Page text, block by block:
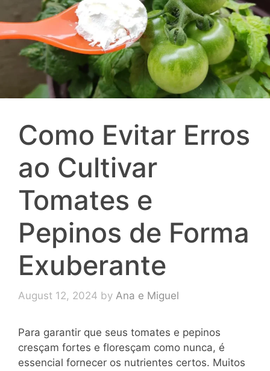
Como Evitar Erros
ao Cultivar
Tomates e
Pepinos de Forma
Exuberante
August 12, 2024 by Ana e Miguel
Para garantir que seus tomates e pepinos
cresçam fortes e floresçam como nunca, é
essencial fornecer os nutrientes certos. Muitos